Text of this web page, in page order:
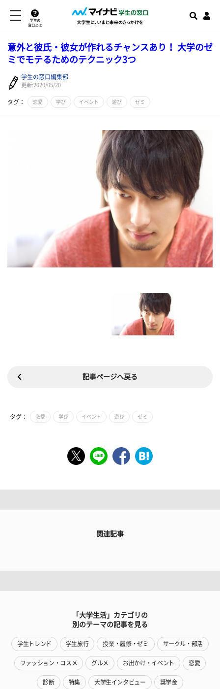
学生の
窓口とは
意外と彼氏・彼女が作れるチャンスあり！ 大学のゼ
ミでモテるためのテクニック3つ
学生の窓口編集部
更新:2020/05/20
タグ： 恋愛 学び イベント 遊び ゼミ
記事ページへ戻る
タグ： 恋愛 学び イベント 遊び ゼミ
関連記事
「大学生活」カテゴリの
別のテーマの記事を見る
学生トレンド 学生旅行 授業・履修・ゼミ サークル・部活
ファッション・コスメ グルメ お出かけ・イベント 恋愛
診断 特集 大学生インタビュー 奨学金